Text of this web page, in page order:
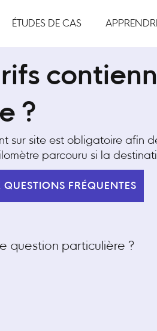
ÉTUDES DE CAS
?
sur site est obligatoire afin
parcouru si la
QUESTIONS FRÉQUENTES
question particulière ?